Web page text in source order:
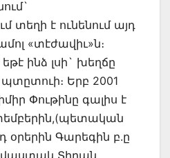
տեղի է ունենում այդ
«տէժավիւ»ն։
ինձ լսի` խեղճը
Երբ 2001
Փութինը գալիս է
օրերին Գարեգին բ.ը
Տիրան